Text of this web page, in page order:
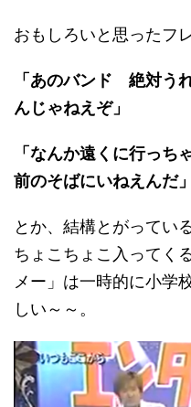
おもしろいと思ったフ
「あのバンド 絶対う
んじゃねえぞ」
「なんか遠くに行っ
前のそばにいねえんだ」
とか、結構とがってい
ちょこちょこ入ってく
メー」は一時的に小学
しい～～。